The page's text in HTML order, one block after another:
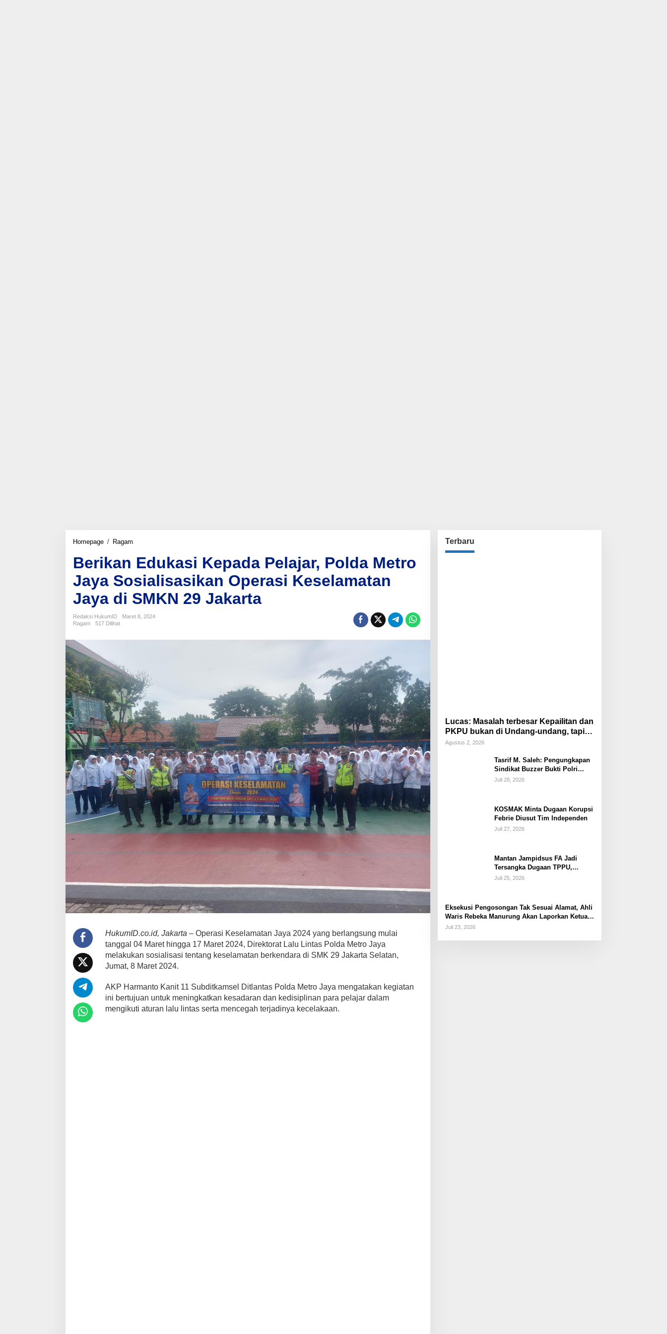
Homepage / Ragam
Kepada
Pelajar,
Polda
Metro
Jaya
Sosialisasikan
Operasi
Keselamatan
di
Berikan Edukasi Kepada Pelajar, Polda Metro
Jaya Sosialisasikan Operasi Keselamatan
Jaya di SMKN 29 Jakarta
Redaksi HukumID
Maret 8, 2024
Ragam
517 Dilihat
HukumID.co.id, Jakarta – Operasi Keselamatan Jaya 2024 yang berlangsung mulai
tanggal 04 Maret hingga 17 Maret 2024, Direktorat Lalu Lintas Polda Metro Jaya
melakukan sosialisasi tentang keselamatan berkendara di SMK 29 Jakarta Selatan,
Jumat, 8 Maret 2024.
AKP Harmanto Kanit 11 Subditkamsel Ditlantas Polda Metro Jaya mengatakan kegiatan
ini bertujuan untuk meningkatkan kesadaran dan kedisiplinan para pelajar dalam
mengikuti aturan lalu lintas serta mencegah terjadinya kecelakaan.
Terbaru
Lucas: Masalah terbesar Kepailitan dan
PKPU bukan di Undang-undang, tapi di
Hukum Acara!!!
Agustus 2, 2026
Tasrif M. Saleh: Pengungkapan
Sindikat Buzzer Bukti Polri
Makin Adaptif Hadapi Kejahatan
Juli 28, 2026
KOSMAK Minta Dugaan Korupsi
Febrie Diusut Tim Independen
Juli 27, 2026
Mantan Jampidsus FA Jadi
Tersangka Dugaan TPPU,
Ditahan di Rutan KPK
Juli 25, 2026
Eksekusi Pengosongan Tak Sesuai Alamat, Ahli
Waris Rebeka Manurung Akan Laporkan Ketua
PN Jaktim
Juli 23, 2026